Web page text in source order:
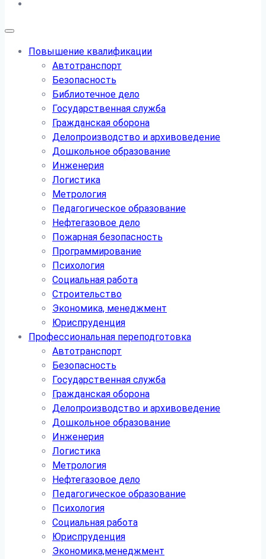
Повышение квалификации
Автотранспорт
Безопасность
Библиотечное дело
Государственная служба
Гражданская оборона
Делопроизводство и архивоведение
Дошкольное образование
Инженерия
Логистика
Метрология
Педагогическое образование
Нефтегазовое дело
Пожарная безопасность
Программирование
Психология
Социальная работа
Строительство
Экономика, менеджмент
Юриспруденция
Профессиональная переподготовка
Автотранспорт
Безопасность
Государственная служба
Гражданская оборона
Делопроизводство и архивоведение
Дошкольное образование
Инженерия
Логистика
Метрология
Нефтегазовое дело
Педагогическое образование
Психология
Социальная работа
Юриспруденция
Экономика,менеджмент